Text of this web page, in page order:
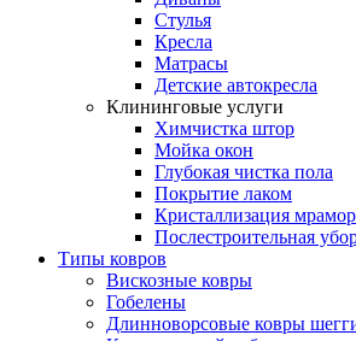
Стулья
Кресла
Матрасы
Детские автокресла
Клининговые услуги
Химчистка штор
Мойка окон
Глубокая чистка пола
Покрытие лаком
Кристаллизация
Послестроительная
Типы ковров
Вискозные ковры
Гобелены
Длинноворсовые ковры